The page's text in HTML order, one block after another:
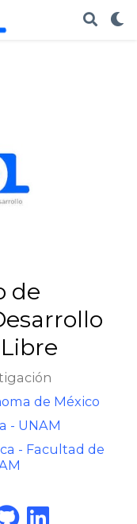
de
de México
- UNAM
- Facultad de